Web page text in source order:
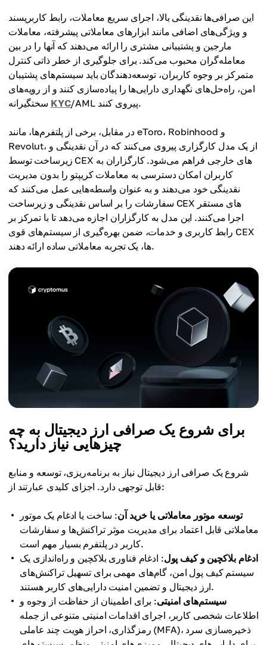
این صرافی‌ها نقدینگی بالا، اجرای سریع معاملات، رابط کاربرپسند
و ویژگی‌های اضافی مانند ابزارهای معاملاتی پیشرفته، معاملات
مارجین و پشتیبانی مشتری را ارائه می‌دهند که آنها را در بین
معامله‌گران محبوب می‌کند. برای جلوگیری از خطر ذاتی کنترل
متمرکز بر وجوه کاربران، توسعه‌دهندگان باید سیستم‌های پشتیبان
امن، راه‌حل‌های نگهداری دارایی‌ها را پیاده‌سازی کنند و از رویه‌های
KYC /AML پیروی کنند.
در مقابل، برخی از پلتفرم‌ها، مانند eToro، Robinhood و
Revolut، از یک مدل کارگزاری پیروی می‌کنند که در آن نقدینگی و
زیرساخت توسط CEX های خارجی فراهم می‌شود. کارگزاران به
کاربران امکان دسترسی به معاملات کریپتو را بدون مدیریت
نقدینگی خود می‌دهند و به عنوان واسطه‌هایی عمل می‌کنند که
سفارشات را بر اساس نقدینگی و زیرساخت CEX های مستقر
اجرا می‌کنند. این مدل به کارگزاران اجازه می‌دهد تا با تمرکز بر
رابط کاربری و خدمات، ضمن بهره‌گیری از سیستم‌های قوی CEX
ها، یک تجربه معاملاتی ساده ارائه دهند.
برای شروع یک صرافی ارز دیجیتال به چه
چیزهایی نیاز دارید؟
شروع یک صرافی ارز دیجیتال نیاز به برنامه‌ریزی، توسعه و منابع
قابل توجهی دارد. اجزای کلیدی عبارتند از:
توسعه موتور معاملاتی یا خرید آن: ساخت یا ادغام یک موتور
معاملاتی قابل اعتماد برای مدیریت موثر تراکنش‌ها و سفارشات
کاربر در پلتفرم بسیار مهم است.
ادغام بلاکچین و کیف پول: ادغام فناوری بلاکچین و راه‌اندازی یک
سیستم کیف پول امن، گام‌های مهمی برای تسهیل تراکنش‌های
ارز دیجیتال و تضمین امنیت دارایی‌های کاربر هستند.
سیستم‌های امنیتی: برای اطمینان از حفاظت از وجوه و
اطلاعات شخصی کاربر، اجرای اقدامات امنیتی متنوعی از جمله
رمزگذاری، احراز هویت چند عاملی (MFA)، ذخیره‌سازی سرد